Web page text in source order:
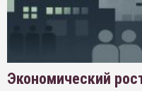
Экономический